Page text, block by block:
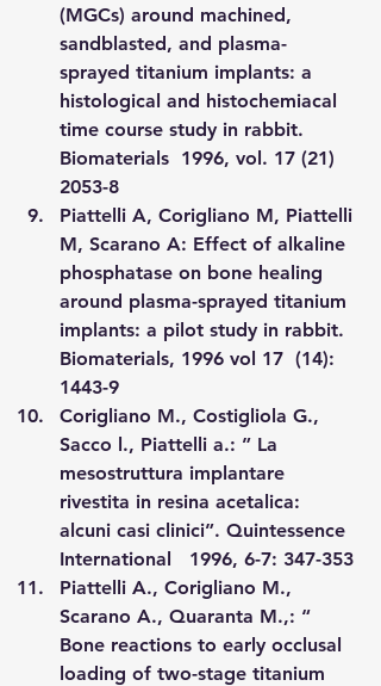
(MGCs) around machined,
sandblasted, and plasma-
sprayed titanium implants: a
histological and histochemiacal
time course study in rabbit.
Biomaterials  1996, vol. 17 (21)
2053-8
Piattelli A, Corigliano M, Piattelli
M, Scarano A: Effect of alkaline
phosphatase on bone healing
around plasma-sprayed titanium
implants: a pilot study in rabbit.
Biomaterials, 1996 vol 17  (14):
1443-9
Corigliano M., Costigliola G.,
Sacco l., Piattelli a.: ” La
mesostruttura implantare
rivestita in resina acetalica:
alcuni casi clinici”. Quintessence
International   1996, 6-7: 347-353
Piattelli A., Corigliano M.,
Scarano A., Quaranta M.,: “
Bone reactions to early occlusal
loading of two-stage titanium